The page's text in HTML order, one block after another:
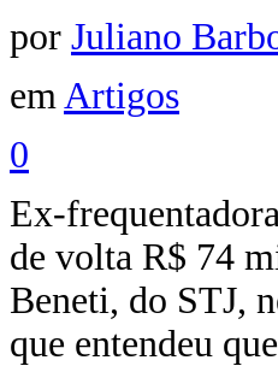
por Juliano
em Artigos
0
Ex-
de volta R$ 74
Beneti, do STJ,
que entendeu